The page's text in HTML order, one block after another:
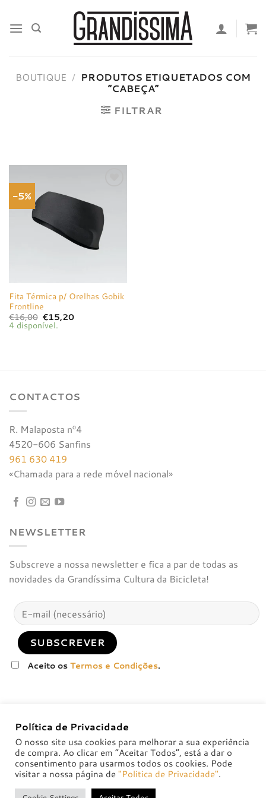
content
BOUTIQUE / PRODUTOS ETIQUETADOS COM
“CABEÇA”
FILTRAR
-5%
à lista de
desejos
Fita Térmica p/ Orelhas Gobik
Frontline
€16,00 O
preço
original
€15,20O
4 disponível.
CONTACTOS
R. Malaposta nº4
4520-606 Sanfins
961 630 419
«Chamada para a rede móvel nacional»
NEWSLETTER
Subscreve a nossa newsletter e fica a par de todas as
novidades da Grandíssima Cultura da Bicicleta!
Aceito osTermos e Condições.
POLÍTICAS DE TROCA E DEVOLUÇÃO
Política de Privacidade
O nosso site usa cookies para melhorar a sua experiência
de compra. Ao clicar em “Aceitar Todos”, está a dar o
consentimento para usarmos todos os cookies. Pode
visitar a nossa página de"Politica de Privacidade".